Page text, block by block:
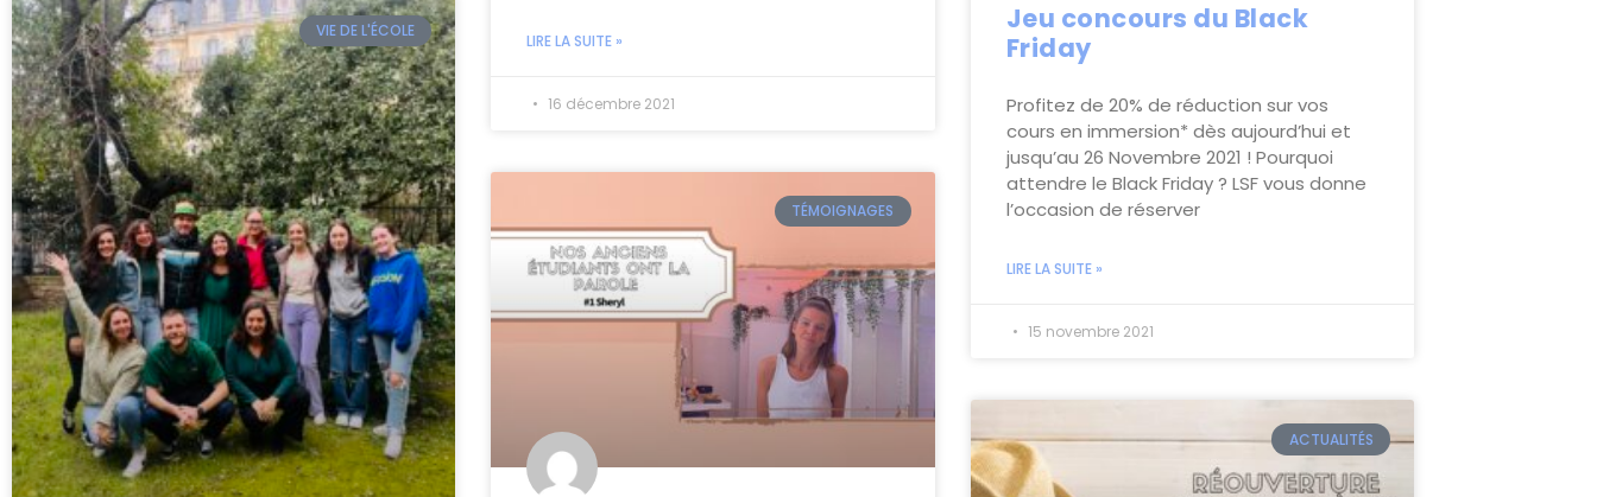
VIE DE L'ÉCOLE
LIRE LA SUITE »
16 décembre 2021
Jeu concours du Black
Friday
Profitez de 20% de réduction sur vos
cours en immersion* dès aujourd’hui et
jusqu’au 26 Novembre 2021 ! Pourquoi
attendre le Black Friday ? LSF vous donne
l’occasion de réserver
LIRE LA SUITE »
15 novembre 2021
TÉMOIGNAGES
ACTUALITÉS